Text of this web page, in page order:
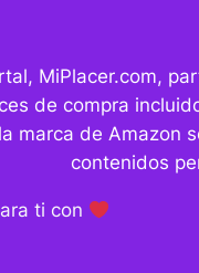
MiPlacer.com,
de compra
marca de Amazon
contenidos
ti con